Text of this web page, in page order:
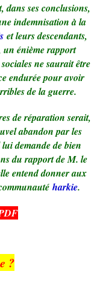
ses conclusions,
indemnisation à la
et leurs descendants,
énième rapport
ne saurait être
endurée pour avoir
de la guerre.
de réparation serait,
abandon par les
demande de bien
du rapport de M. le
entend donner aux
harkie.
?